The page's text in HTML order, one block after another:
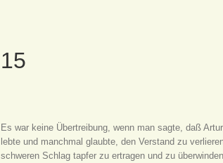
15
Es war keine Übertreibung, wenn man sagte, daß
lebte und manchmal glaubte, den Verstand zu
schweren Schlag tapfer zu ertragen und zu